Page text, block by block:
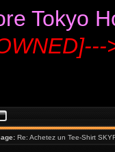
Tokyo
Re: Achetez un Tee-Shirt